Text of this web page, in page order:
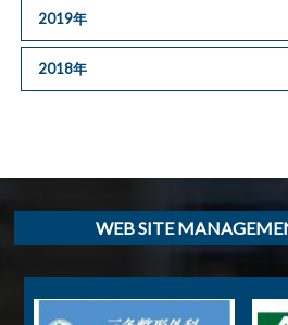
2019年
2018年
WEB SITE